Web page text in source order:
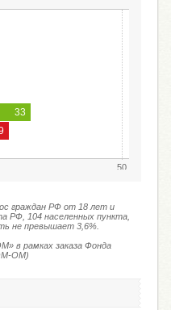
33
50
граждан РФ от 18 лет и
РФ, 104 населенных пункта,
не превышает 3,6%.
в рамках заказа Фонда
ОМ)